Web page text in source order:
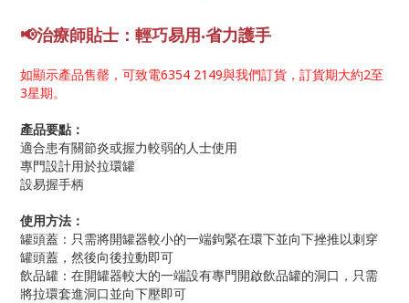
📢治療師貼士：輕巧易用‧省力護手
如顯示產品售罄，可致電6354 2149與我們訂貨，訂貨期大約2至
3星期。
產品要點：
適合患有關節炎或握力較弱的人士使用
專門設計用於拉環罐
設易握手柄
使用方法：
罐頭蓋：只需將開罐器較小的一端鉤緊在環下並向下挫推以刺穿
罐頭蓋，然後向後拉動即可
飲品罐：在開罐器較大的一端設有專門開啟飲品罐的洞口，只需
將拉環套進洞口並向下壓即可